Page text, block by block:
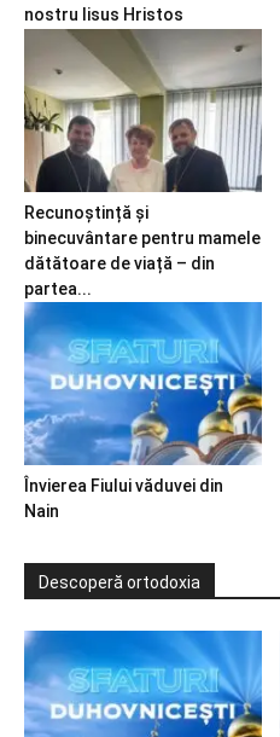
nostru Iisus Hristos
Recunoștință și
binecuvântare pentru mamele
dătătoare de viață – din
partea...
Învierea Fiului văduvei din
Nain
Descoperă ortodoxia